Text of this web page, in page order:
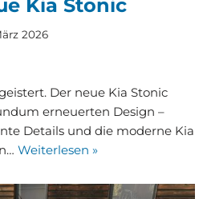
Kia Stonic
2026
Der neue Kia Stonic
erneu­er­ten Design –
Details und die moder­ne Kia
Wei­ter­le­sen »